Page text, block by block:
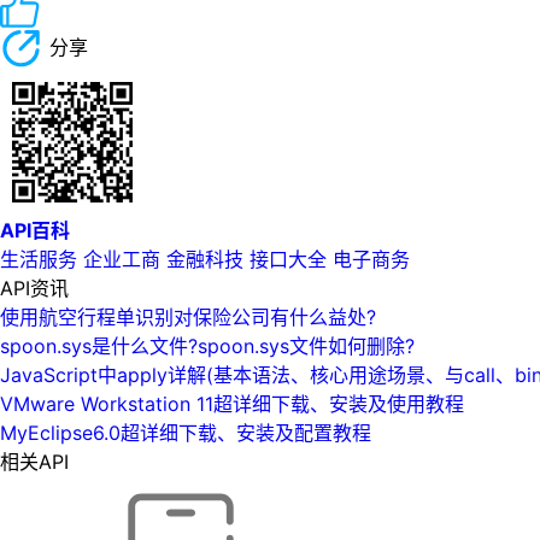
分享
API百科
生活服务 企业工商 金融科技 接口大全 电子商务
API资讯
使用航空行程单识别对保险公司有什么益处?
spoon.sys是什么文件?spoon.sys文件如何删除?
JavaScript中apply详解(基本语法、核心用途场景、与call、
VMware Workstation 11超详细下载、安装及使用教程
MyEclipse6.0超详细下载、安装及配置教程
相关API